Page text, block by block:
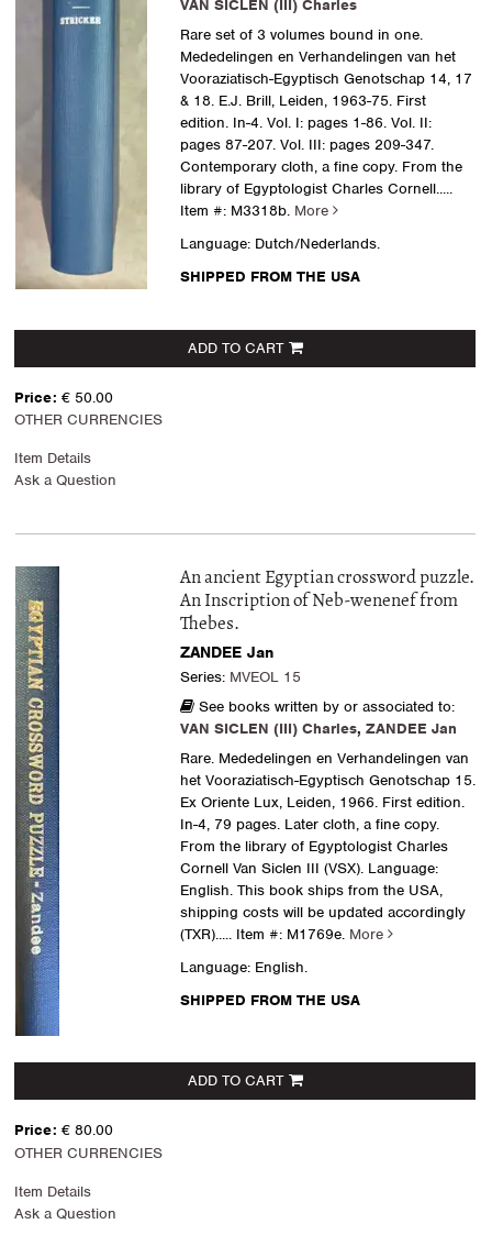
VAN SICLEN (III) Charles
Rare set of 3 volumes bound in one.
Mededelingen en Verhandelingen van het
Vooraziatisch-Egyptisch Genotschap 14, 17
& 18. E.J. Brill, Leiden, 1963-75. First
edition. In-4. Vol. I: pages 1-86. Vol. II:
pages 87-207. Vol. III: pages 209-347.
Contemporary cloth, a fine copy. From the
library of Egyptologist Charles Cornell.....
Item #: M3318b. More
Language: Dutch/Nederlands.
SHIPPED FROM THE USA
ADD TO CART
Price: € 50.00
OTHER CURRENCIES
Item Details
Ask a Question
An ancient Egyptian crossword puzzle.
An Inscription of Neb-wenenef from
Thebes.
ZANDEE Jan
Series: MVEOL 15
See books written by or associated to:
VAN SICLEN (III) Charles, ZANDEE Jan
Rare. Mededelingen en Verhandelingen van
het Vooraziatisch-Egyptisch Genotschap 15.
Ex Oriente Lux, Leiden, 1966. First edition.
In-4, 79 pages. Later cloth, a fine copy.
From the library of Egyptologist Charles
Cornell Van Siclen III (VSX). Language:
English. This book ships from the USA,
shipping costs will be updated accordingly
(TXR)..... Item #: M1769e. More
Language: English.
SHIPPED FROM THE USA
ADD TO CART
Price: € 80.00
OTHER CURRENCIES
Item Details
Ask a Question